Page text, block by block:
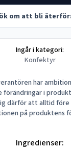
om att bli
Ingår i kategori:
Konfektyr
har
förändringar i
därför att alltid före
på produktens
Ingredienser: